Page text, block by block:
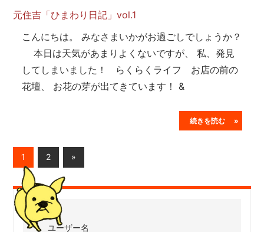
元住吉「ひまわり日記」vol.1
こんにちは。 みなさまいかがお過ごしでしょうか？
本日は天気があまりよくないですが、 私、発見
してしまいました！ らくらくライフ お店の前の
花壇、 お花の芽が出てきています！ &
続きを読む »
投
稿
の
ペ
1 2
Next
Posts
»
ユーザー名